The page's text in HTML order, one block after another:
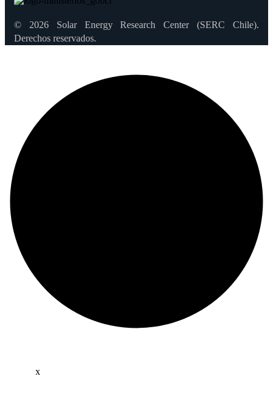
© 2026 Solar Energy Research Center (SERC Chile).
Derechos reservados.
x